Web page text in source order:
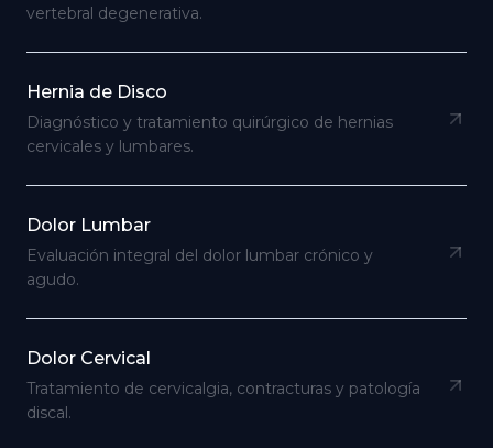
vertebral degenerativa.
Hernia de Disco
Diagnóstico y tratamiento quirúrgico de hernias
cervicales y lumbares.
Dolor Lumbar
Evaluación integral del dolor lumbar crónico y
agudo.
Dolor Cervical
Tratamiento de cervicalgia, contracturas y patología
discal.